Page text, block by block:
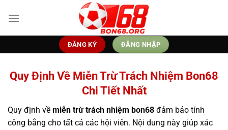
qua
ĐĂNG KÝ ĐĂNG NHẬP
Quy Định Về Miễn Trừ Trách Nhiệm Bon68
Chi Tiết Nhất
Quy định về miễn trừ trách nhiệm bon68 đảm bảo tính
công bằng cho tất cả các hội viên. Nội dung này giúp xác